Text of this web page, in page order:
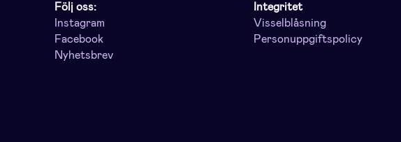
Följ oss:
Instagram
Facebook
Nyhetsbrev
Integritet
Visselblåsning
Personuppgiftspolicy